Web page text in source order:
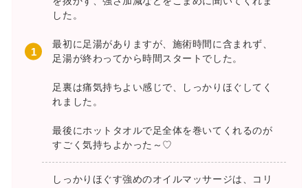
した。
最初に足湯がありますが、施術時間に含まれず、
足湯が終わってから時間スタートでした。
足裏は痛気持ちよい感じで、しっかりほぐしてく
れました。
最後にホットタオルで足全体を巻いてくれるのが
すごく気持ちよかった～♡
しっかりほぐす強めのオイルマッサージは、コリ